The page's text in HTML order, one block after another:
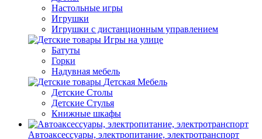
Настольные игры
Игрушки
Игрушки c дистанционным управлением
Игры на улице
Батуты
Горки
Надувная мебель
Детская Мебель
Детские Столы
Детские Стулья
Книжные шкафы
Автоаксессуары, электропитание, электротранспорт